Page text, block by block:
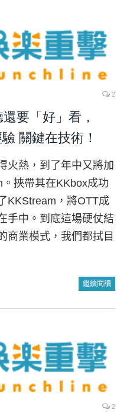
2
要「好」看，
關鍵在技術！
火熱，到了年中又將加
挾帶其在KKbox成功
KKStream，將OTT成
手中。到底這場硬仗結
商業模式，我們都拭目
繼續閱讀
2